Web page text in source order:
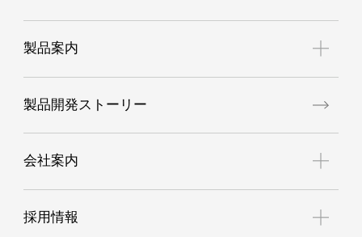
展示会案内
製品案内
空調服
高視認性安全服（JIS T8127適合品）
難燃ワークウェア
デニムワークウェア
製品開発ストーリー
会社案内
ブランドコンセプト
採用情報